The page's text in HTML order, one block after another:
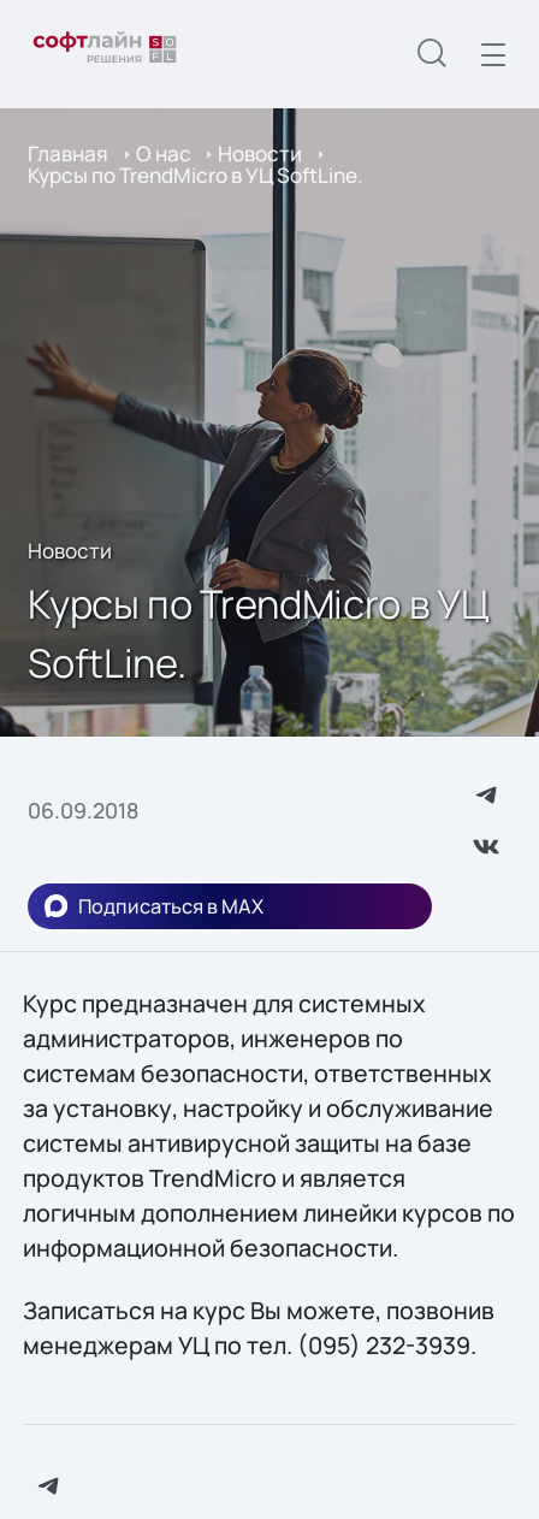
Главная О нас Новости
Курсы по TrendMicro в УЦ SoftLine.
Новости
Курсы по TrendMicro в УЦ
SoftLine.
06.09.2018
Подписаться в MAX
Курс предназначен для системных
администраторов, инженеров по
системам безопасности, ответственных
за установку, настройку и обслуживание
системы антивирусной защиты на базе
продуктов TrendMicro и является
логичным дополнением линейки курсов по
информационной безопасности.
Записаться на курс Вы можете, позвонив
менеджерам УЦ по тел. (095) 232-3939.